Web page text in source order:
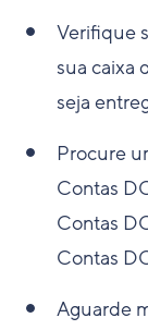
Verifique
sua caixa
seja
Procure
Contas
Contas
Contas
Aguarde